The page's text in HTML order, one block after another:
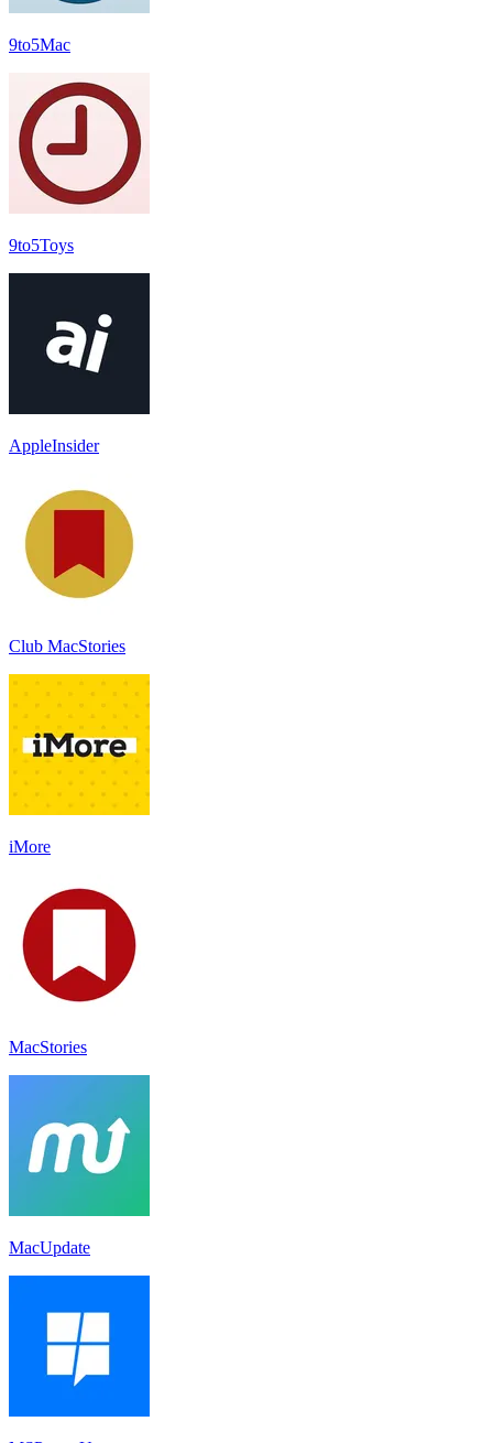
9to5Mac
9to5Toys
AppleInsider
Club MacStories
iMore
MacStories
MacUpdate